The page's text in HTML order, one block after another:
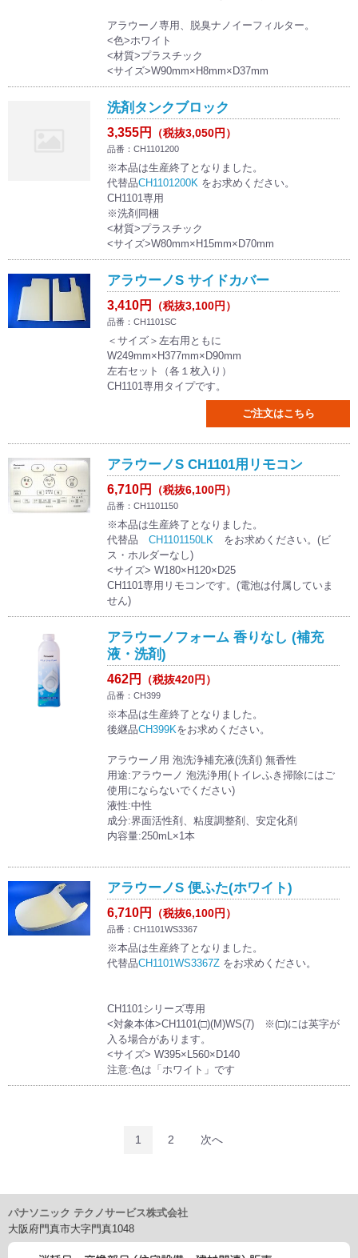
アラウーノ専用、脱臭ナノイーフィルター。
<色>ホワイト
<材質>プラスチック
<サイズ>W90mm×H8mm×D37mm
洗剤タンクブロック
3,355円 （税抜3,050円）
品番：CH1101200
※本品は生産終了となりました。
代替品CH1101200Kをお求めください。
CH1101専用
※洗剤同梱
<材質>プラスチック
<サイズ>W80mm×H15mm×D70mm
アラウーノS サイドカバー
3,410円 （税抜3,100円）
品番：CH1101SC
＜サイズ＞左右用ともに
W249mm×H377mm×D90mm
左右セット（各１枚入り）
CH1101専用タイプです。
ご注文はこちら
アラウーノS CH1101用リモコン
6,710円 （税抜6,100円）
品番：CH1101150
※本品は生産終了となりました。
代替品 CH1101150LKをお求めください。(ビ
ス・ホルダーなし)
<サイズ> W180×H120×D25
CH1101専用リモコンです。(電池は付属していま
せん)
アラウーノフォーム 香りなし (補充
液・洗剤)
462円 （税抜420円）
品番：CH399
※本品は生産終了となりました。
後継品CH399Kをお求めください。
アラウーノ用 泡洗浄補充液(洗剤) 無香性
用途:アラウーノ 泡洗浄用(トイレふき掃除にはご
使用にならないでください)
液性:中性
成分:界面活性剤、粘度調整剤、安定化剤
内容量:250mL×1本
アラウーノS 便ふた(ホワイト)
6,710円 （税抜6,100円）
品番：CH1101WS3367
※本品は生産終了となりました。
代替品CH1101WS3367Zをお求めください。
CH1101シリーズ専用
<対象本体>CH1101(□)(M)WS(7) ※(□)には英字が
入る場合があります。
<サイズ> W395×L560×D140
注意:色は「ホワイト」です
1 2 次へ
パナソニック テクノサービス株式会社
大阪府門真市大字門真1048